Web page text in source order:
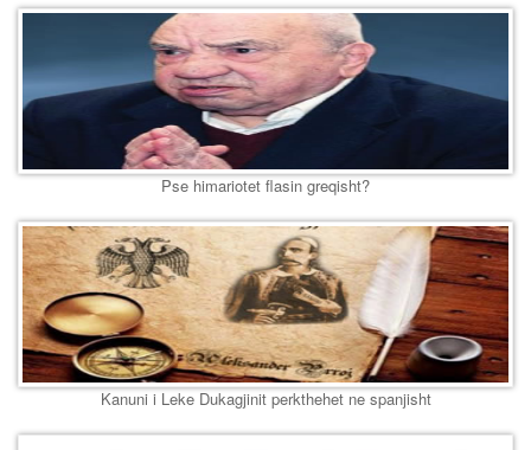
Pse himariotet flasin greqisht?
Kanuni i Leke Dukagjinit perkthehet ne spanjisht